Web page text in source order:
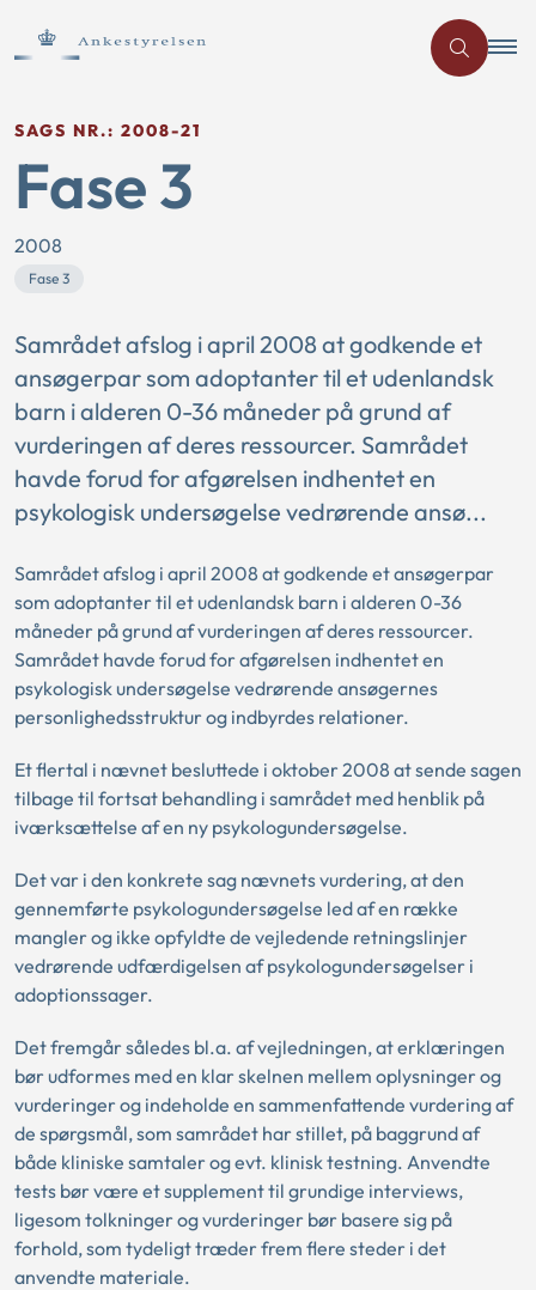
SAGS NR.: 2008-21
Fase 3
2008
Fase 3
Samrådet afslog i april 2008 at godkende et
ansøgerpar som adoptanter til et udenlandsk
barn i alderen 0-36 måneder på grund af
vurderingen af deres ressourcer. Samrådet
havde forud for afgørelsen indhentet en
psykologisk undersøgelse vedrørende ansø...
Samrådet afslog i april 2008 at godkende et ansøgerpar
som adoptanter til et udenlandsk barn i alderen 0-36
måneder på grund af vurderingen af deres ressourcer.
Samrådet havde forud for afgørelsen indhentet en
psykologisk undersøgelse vedrørende ansøgernes
personlighedsstruktur og indbyrdes relationer.
Et flertal i nævnet besluttede i oktober 2008 at sende sagen
tilbage til fortsat behandling i samrådet med henblik på
iværksættelse af en ny psykologundersøgelse.
Det var i den konkrete sag nævnets vurdering, at den
gennemførte psykologundersøgelse led af en række
mangler og ikke opfyldte de vejledende retningslinjer
vedrørende udfærdigelsen af psykologundersøgelser i
adoptionssager.
Det fremgår således bl.a. af vejledningen, at erklæringen
bør udformes med en klar skelnen mellem oplysninger og
vurderinger og indeholde en sammenfattende vurdering af
de spørgsmål, som samrådet har stillet, på baggrund af
både kliniske samtaler og evt. klinisk testning. Anvendte
tests bør være et supplement til grundige interviews,
ligesom tolkninger og vurderinger bør basere sig på
forhold, som tydeligt træder frem flere steder i det
anvendte materiale.